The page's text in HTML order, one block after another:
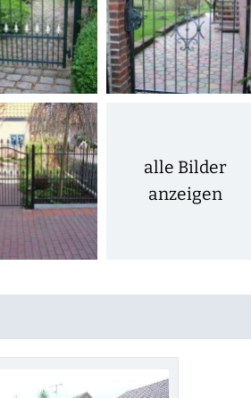
alle Bilder
anzeigen